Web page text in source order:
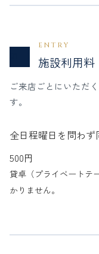
ENTRY
施設利用料
ご来店ごとにいただ
す。
全日程曜日を問わず
500円
貸卓（プライベートテ
かりません。